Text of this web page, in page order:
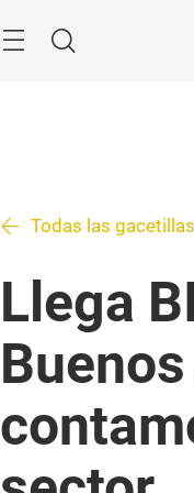
Buscar
Todas las
Llega